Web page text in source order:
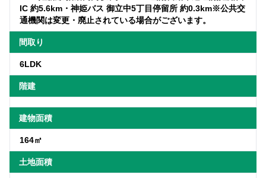
IC 約5.6km・神姫バス 御立中5丁目停留所 約0.3km※公共交
通機関は変更・廃止されている場合がございます。
間取り
6LDK
階建
建物面積
164㎡
土地面積